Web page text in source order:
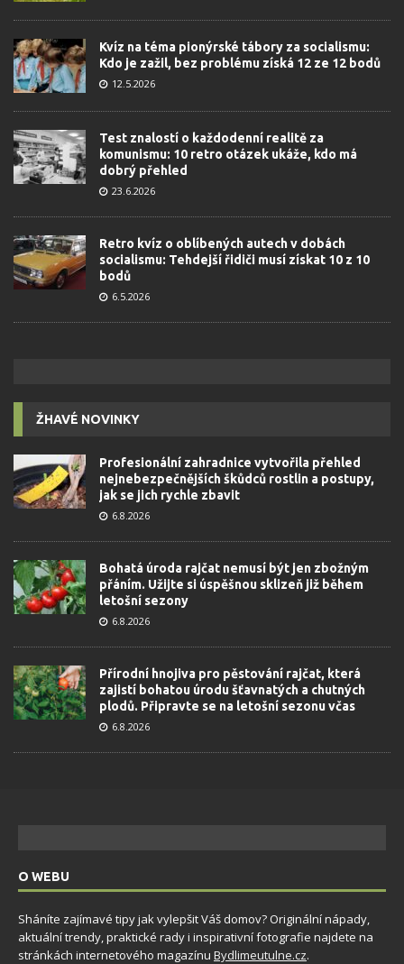
Kvíz na téma pionýrské tábory za socialismu:
Kdo je zažil, bez problému získá 12 ze 12 bodů
12.5.2026
Test znalostí o každodenní realitě za
komunismu: 10 retro otázek ukáže, kdo má
dobrý přehled
23.6.2026
Retro kvíz o oblíbených autech v dobách
socialismu: Tehdejší řidiči musí získat 10 z 10
bodů
6.5.2026
ŽHAVÉ NOVINKY
Profesionální zahradnice vytvořila přehled
nejnebezpečnějších škůdců rostlin a postupy,
jak se jich rychle zbavit
6.8.2026
Bohatá úroda rajčat nemusí být jen zbožným
přáním. Užijte si úspěšnou sklizeň již během
letošní sezony
6.8.2026
Přírodní hnojiva pro pěstování rajčat, která
zajistí bohatou úrodu šťavnatých a chutných
plodů. Připravte se na letošní sezonu včas
6.8.2026
O WEBU
Sháníte zajímavé tipy jak vylepšit Váš domov? Originální nápady,
aktuální trendy, praktické rady i inspirativní fotografie najdete na
stránkách internetového magazínu Bydlimeutulne.cz.